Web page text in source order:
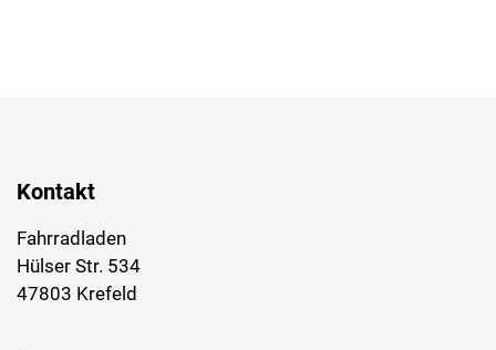
Kontakt
Fahrradladen
Hülser Str. 534
47803 Krefeld